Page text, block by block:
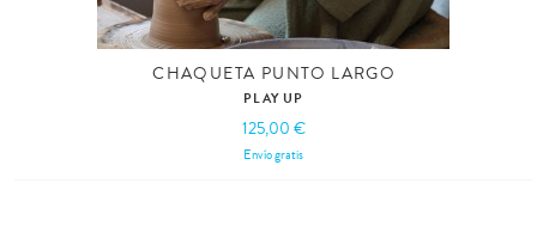
CHAQUETA PUNTO LARGO
PLAY UP
125,00 €
Envío gratis